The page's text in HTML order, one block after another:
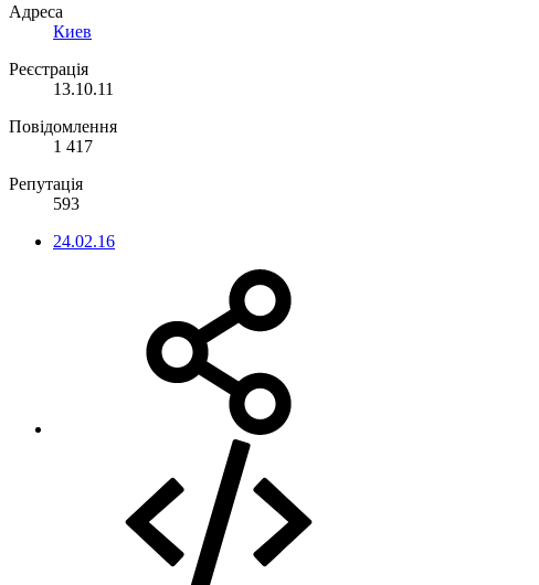
Адреса
Киев
Реєстрація
13.10.11
Повідомлення
1 417
Репутація
593
24.02.16